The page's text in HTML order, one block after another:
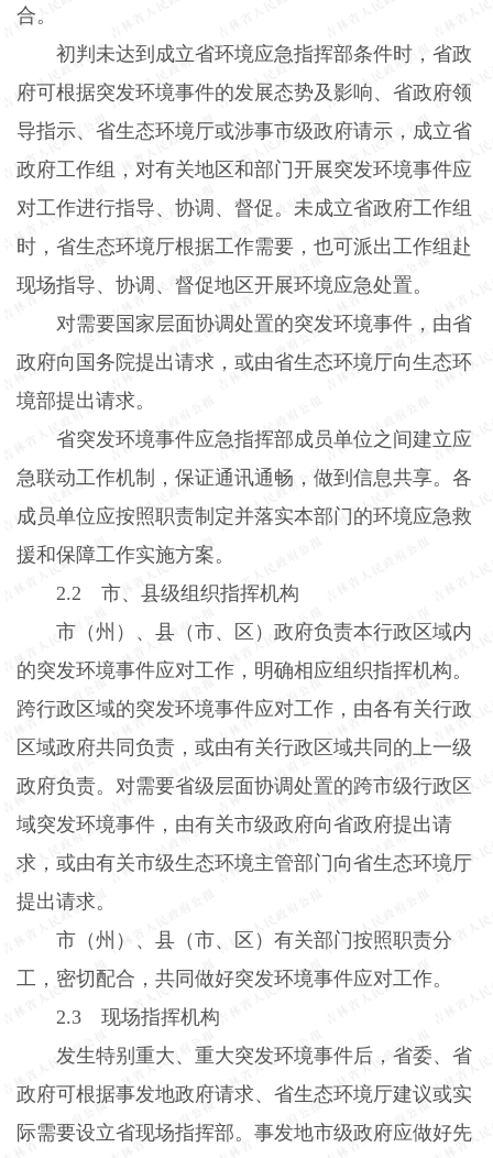
合。
初判未达到成立省环境应急指挥部条件时，省政
府可根据突发环境事件的发展态势及影响、省政府领
导指示、省生态环境厅或涉事市级政府请示，成立省
政府工作组，对有关地区和部门开展突发环境事件应
对工作进行指导、协调、督促。未成立省政府工作组
时，省生态环境厅根据工作需要，也可派出工作组赴
现场指导、协调、督促地区开展环境应急处置。
对需要国家层面协调处置的突发环境事件，由省
政府向国务院提出请求，或由省生态环境厅向生态环
境部提出请求。
省突发环境事件应急指挥部成员单位之间建立应
急联动工作机制，保证通讯通畅，做到信息共享。各
成员单位应按照职责制定并落实本部门的环境应急救
援和保障工作实施方案。
2.2 市、县级组织指挥机构
市（州）、县（市、区）政府负责本行政区域内
的突发环境事件应对工作，明确相应组织指挥机构。
跨行政区域的突发环境事件应对工作，由各有关行政
区域政府共同负责，或由有关行政区域共同的上一级
政府负责。对需要省级层面协调处置的跨市级行政区
域突发环境事件，由有关市级政府向省政府提出请
求，或由有关市级生态环境主管部门向省生态环境厅
提出请求。
市（州）、县（市、区）有关部门按照职责分
工，密切配合，共同做好突发环境事件应对工作。
2.3 现场指挥机构
发生特别重大、重大突发环境事件后，省委、省
政府可根据事发地政府请求、省生态环境厅建议或实
际需要设立省现场指挥部。事发地市级政府应做好先